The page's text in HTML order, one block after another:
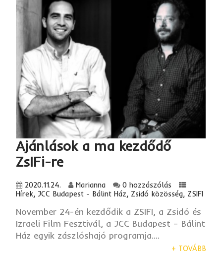
Ajánlások a ma kezdődő
ZsIFi-re
2020.11.24. Marianna
0 hozzászólás
Hírek,JCC Budapest - Bálint Ház, Zsidó közösség, ZSIFI
November 24-én kezdődik a ZSIFI, a Zsidó és
Izraeli Film Fesztivál, a JCC Budapest – Bálint
Ház egyik zászlóshajó programja....
+ TOVÁBB